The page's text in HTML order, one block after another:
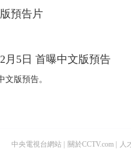
預告片
月5日 首曝中文版預告
文版預告。
中央電視台網站 關於CCTV.com 人